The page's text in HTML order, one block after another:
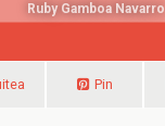
Ruby Gamboa Navarro
Pin